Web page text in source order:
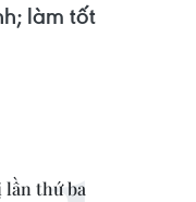
làm tốt
thứ ba